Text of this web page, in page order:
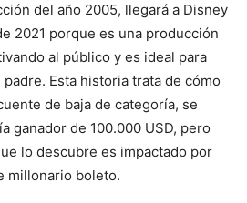
del año 2005, llegará a Disney
2021 porque es una producción
al público y es ideal para
Esta historia trata de cómo
de baja de categoría, se
ganador de 100.000 USD, pero
lo descubre es impactado por
millonario boleto.